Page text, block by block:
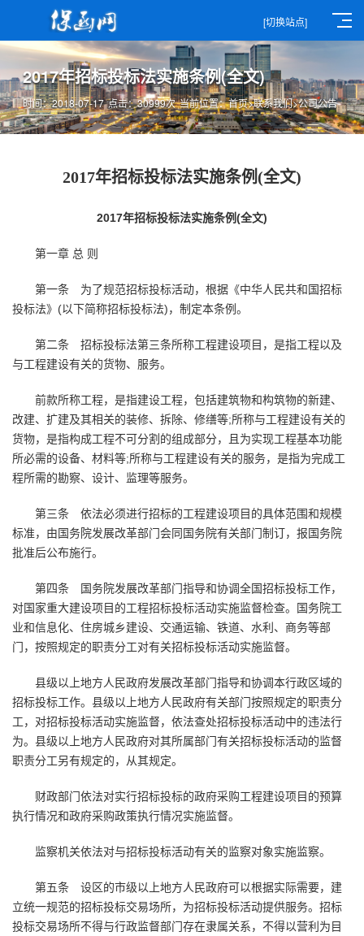
[切换站点]
2017年招标投标法实施条例(全文)
当前位置：首页>联系我们>公司公告
时间：2018-07-17 点击：30999次
2017年招标投标法实施条例(全文)
2017年招标投标法实施条例(全文)
第一章 总 则
第一条 为了规范招标投标活动，根据《中华人民共和国招标
投标法》(以下简称招标投标法)，制定本条例。
第二条 招标投标法第三条所称工程建设项目，是指工程以及
与工程建设有关的货物、服务。
前款所称工程，是指建设工程，包括建筑物和构筑物的新建、
改建、扩建及其相关的装修、拆除、修缮等;所称与工程建设有关的
货物，是指构成工程不可分割的组成部分，且为实现工程基本功能
所必需的设备、材料等;所称与工程建设有关的服务，是指为完成工
程所需的勘察、设计、监理等服务。
第三条 依法必须进行招标的工程建设项目的具体范围和规模
标准，由国务院发展改革部门会同国务院有关部门制订，报国务院
批准后公布施行。
第四条 国务院发展改革部门指导和协调全国招标投标工作，
对国家重大建设项目的工程招标投标活动实施监督检查。国务院工
业和信息化、住房城乡建设、交通运输、铁道、水利、商务等部
门，按照规定的职责分工对有关招标投标活动实施监督。
县级以上地方人民政府发展改革部门指导和协调本行政区域的
招标投标工作。县级以上地方人民政府有关部门按照规定的职责分
工，对招标投标活动实施监督，依法查处招标投标活动中的违法行
为。县级以上地方人民政府对其所属部门有关招标投标活动的监督
职责分工另有规定的，从其规定。
财政部门依法对实行招标投标的政府采购工程建设项目的预算
执行情况和政府采购政策执行情况实施监督。
监察机关依法对与招标投标活动有关的监察对象实施监察。
第五条 设区的市级以上地方人民政府可以根据实际需要，建
立统一规范的招标投标交易场所，为招标投标活动提供服务。招标
投标交易场所不得与行政监督部门存在隶属关系，不得以营利为目